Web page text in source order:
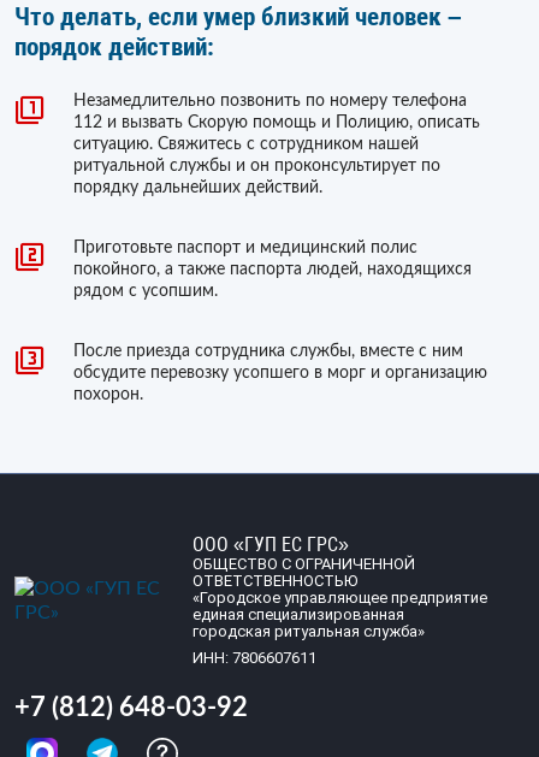
Что делать, если умер близкий человек –
порядок действий:
Незамедлительно позвонить по номеру телефона
112 и вызвать Скорую помощь и Полицию, описать
ситуацию. Свяжитесь с сотрудником нашей
ритуальной службы и он проконсультирует по
порядку дальнейших действий.
Приготовьте паспорт и медицинский полис
покойного, а также паспорта людей, находящихся
рядом с усопшим.
После приезда сотрудника службы, вместе с ним
обсудите перевозку усопшего в морг и организацию
похорон.
ООО «ГУП ЕС ГРС»
ОБЩЕСТВО С ОГРАНИЧЕННОЙ
ОТВЕТСТВЕННОСТЬЮ
«Городское управляющее предприятие
единая специализированная
городская ритуальная служба»
ИНН: 7806607611
+7 (812) 648-03-92